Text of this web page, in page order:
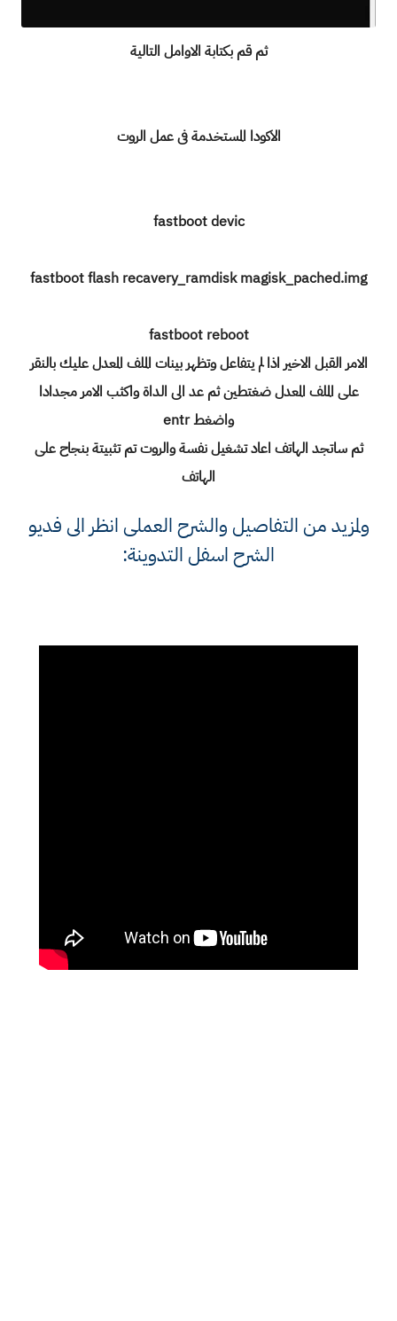
ثم قم بكتابة الاوامل التالية
الاكودا المستخدمة فى عمل الروت
fastboot devic
fastboot flash recavery_ramdisk magisk_pached.img
fastboot reboot
الامر القبل الاخير اذا لم يتفاعل وتظهر بينات الملف المعدل عليك بالنقر
على الملف المعدل ضغتطين ثم عد الى الداة واكثب الامر مجدادا
واضغط entr
ثم ساتجد الهاتف اعاد تشغيل نفسة والروت تم تثبيتة بنجاح على
الهاتف
ولمزيد من التفاصيل والشرح العملى انظر الى فديو
الشرح اسفل التدوينة: